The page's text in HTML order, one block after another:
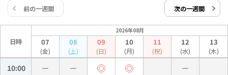
前の一週間 次の一週間
日時
2026年08月
07
(金)
08
(土)
09
(日)
10
(月)
11
(祝)
12
(水)
13
(木)
10:00